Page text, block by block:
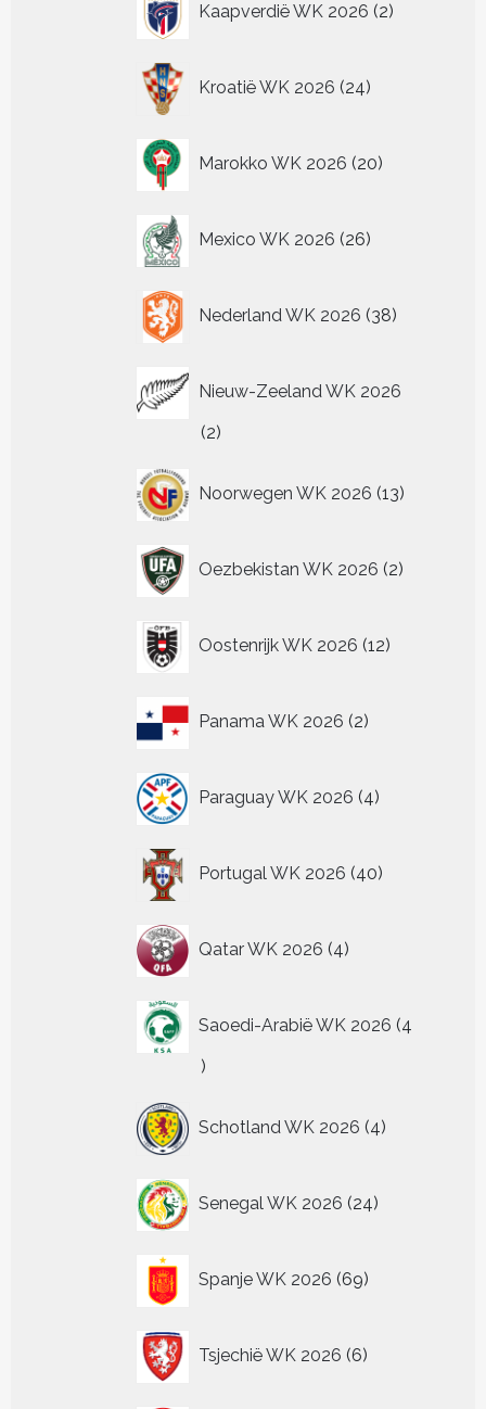
Kaapverdië WK 2026 2
producten
Kroatië WK 2026 24
producten
Marokko WK 2026 20
producten
Mexico WK 2026 26
producten
Nederland WK 2026 38
producten
Nieuw-Zeeland WK 2026
22
Noorwegen WK 2026 13
producten
Oezbekistan WK 2026 2
producten
Oostenrijk WK 2026 12
producten
Panama WK 2026 2
producten
Paraguay WK 2026 4
producten
Portugal WK 2026 40
producten
Qatar WK 2026 4
producten
Saoedi-Arabië WK 2026 4
4
Schotland WK 2026 4
producten
Senegal WK 2026 24
producten
Spanje WK 2026 69
producten
Tsjechië WK 2026 6
producten